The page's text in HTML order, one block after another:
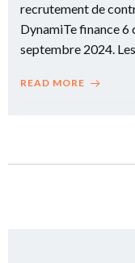
recrutement de
DynamiTe finance 6
septembre 2024.
READ MORE